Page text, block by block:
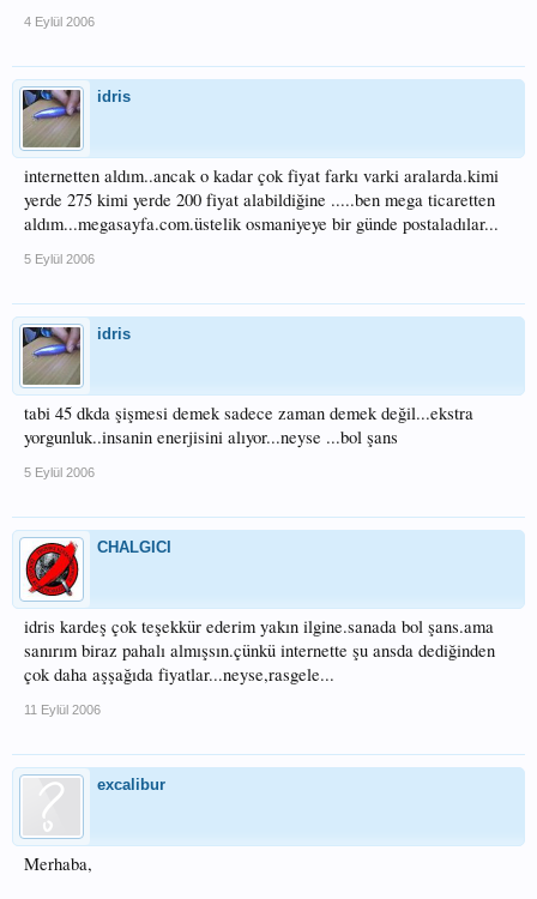
4 Eylül 2006
idris
internetten aldım..ancak o kadar çok fiyat farkı varki aralarda.kimi
yerde 275 kimi yerde 200 fiyat alabildiğine .....ben mega ticaretten
aldım...megasayfa.com.üstelik osmaniyeye bir günde postaladılar...
5 Eylül 2006
idris
tabi 45 dkda şişmesi demek sadece zaman demek değil...ekstra
yorgunluk..insanin enerjisini alıyor...neyse ...bol şans
5 Eylül 2006
CHALGICI
idris kardeş çok teşekkür ederim yakın ilgine.sanada bol şans.ama
sanırım biraz pahalı almışsın.çünkü internette şu ansda dediğinden
çok daha aşşağıda fiyatlar...neyse,rasgele...
11 Eylül 2006
excalibur
Merhaba,